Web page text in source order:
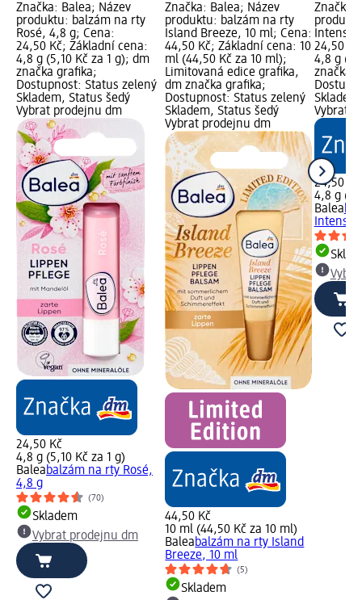
Značka: Balea; Název
produktu: balzám na rty
Rosé, 4,8 g; Cena:
24,50 Kč; Základní cena:
4,8 g (5,10 Kč za 1 g); dm
značka grafika;
Dostupnost: Status zelený
Skladem, Status šedý
Vybrat prodejnu dm
24,50 Kč
4,8 g (5,10 Kč za 1 g)
Baleabalzám na rty Rosé,
4,8 g
(70)
Skladem
Vybrat prodejnu dm
Značka: Balea; Název
produktu: balzám na rty
Island Breeze, 10 ml; Cena:
44,50 Kč; Základní cena: 10
ml (44,50 Kč za 10 ml);
Limitovaná edice grafika,
dm značka grafika;
Dostupnost: Status zelený
Skladem, Status šedý
Vybrat prodejnu dm
44,50 Kč
10 ml (44,50 Kč za 10 ml)
Baleabalzám na rty Island
Breeze, 10 ml
(5)
Skladem
Značka:
24,50
4,8 g
značka
Vybrat
24,50 Kč
4,8 g
Balea